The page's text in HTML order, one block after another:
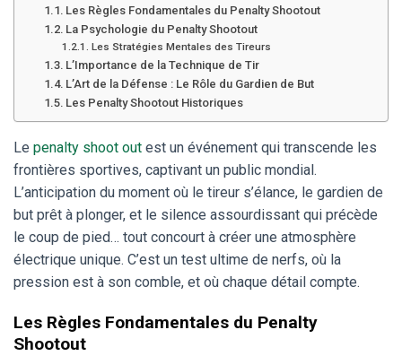
Les Règles Fondamentales du Penalty Shootout
La Psychologie du Penalty Shootout
Les Stratégies Mentales des Tireurs
L’Importance de la Technique de Tir
L’Art de la Défense : Le Rôle du Gardien de But
Les Penalty Shootout Historiques
Le penalty shoot out est un événement qui transcende les
frontières sportives, captivant un public mondial.
L’anticipation du moment où le tireur s’élance, le gardien de
but prêt à plonger, et le silence assourdissant qui précède
le coup de pied… tout concourt à créer une atmosphère
électrique unique. C’est un test ultime de nerfs, où la
pression est à son comble, et où chaque détail compte.
Les Règles Fondamentales du Penalty
Shootout